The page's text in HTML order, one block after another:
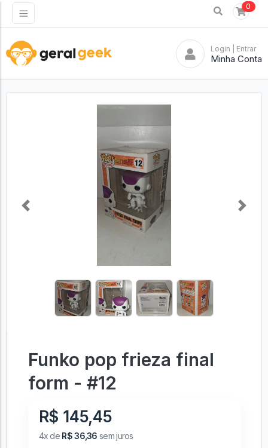
0
Login | Entrar
Minha Conta
Previous Next
Funko pop frieza final
form - #12
R$ 145,45
4x de R$ 36,36 sem juros